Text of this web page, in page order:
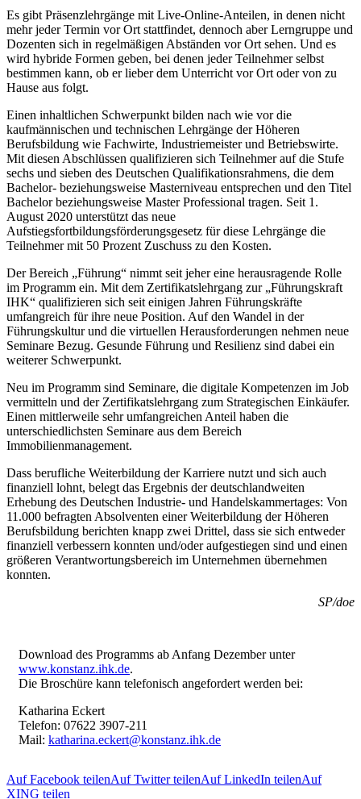
Es gibt Präsenzlehrgänge mit Live-Online-Anteilen, in denen nicht
mehr jeder Termin vor Ort stattfindet, dennoch aber Lerngruppe und
Dozenten sich in regelmäßigen Abständen vor Ort sehen. Und es
wird hybride Formen geben, bei denen jeder Teilnehmer selbst
bestimmen kann, ob er lieber dem Unterricht vor Ort oder von zu
Hause aus folgt.
Einen inhaltlichen Schwerpunkt bilden nach wie vor die
kaufmännischen und technischen Lehrgänge der Höheren
Berufsbildung wie Fachwirte, Industriemeister und Betriebswirte.
Mit diesen Abschlüssen qualifizieren sich Teilnehmer auf die Stufe
sechs und sieben des Deutschen Qualifikationsrahmens, die dem
Bachelor- beziehungsweise Masterniveau entsprechen und den Titel
Bachelor beziehungsweise Master Professional tragen. Seit 1.
August 2020 unterstützt das neue
Aufstiegsfortbildungsförderungsgesetz für diese Lehrgänge die
Teilnehmer mit 50 Prozent Zuschuss zu den Kosten.
Der Bereich „Führung“ nimmt seit jeher eine herausragende Rolle
im Programm ein. Mit dem Zertifikatslehrgang zur „Führungskraft
IHK“ qualifizieren sich seit einigen Jahren Führungskräfte
umfangreich für ihre neue Position. Auf den Wandel in der
Führungskultur und die virtuellen Herausforderungen nehmen neue
Seminare Bezug. Gesunde Führung und Resilienz sind dabei ein
weiterer Schwerpunkt.
Neu im Programm sind Seminare, die digitale Kompetenzen im Job
vermitteln und der Zertifikatslehrgang zum Strategischen Einkäufer.
Einen mittlerweile sehr umfangreichen Anteil haben die
unterschiedlichsten Seminare aus dem Bereich
Immobilienmanagement.
Dass berufliche Weiterbildung der Karriere nutzt und sich auch
finanziell lohnt, belegt das Ergebnis der deutschlandweiten
Erhebung des Deutschen Industrie- und Handelskammertages: Von
11.000 befragten Absolventen einer Weiterbildung der Höheren
Berufsbildung berichten knapp zwei Drittel, dass sie sich entweder
finanziell verbessern konnten und/oder aufgestiegen sind und einen
größeren Verantwortungsbereich im Unternehmen übernehmen
konnten.
SP/doe
Download des Programms ab Anfang Dezember unter
www.konstanz.ihk.de.
Die Broschüre kann ­telefonisch angefordert werden bei:
Katharina Eckert
Telefon: 07622 3907-211
Mail: katharina.eckert@konstanz.ihk.de
Auf Facebook teilenAuf Twitter teilenAuf LinkedIn teilenAuf
XING teilen